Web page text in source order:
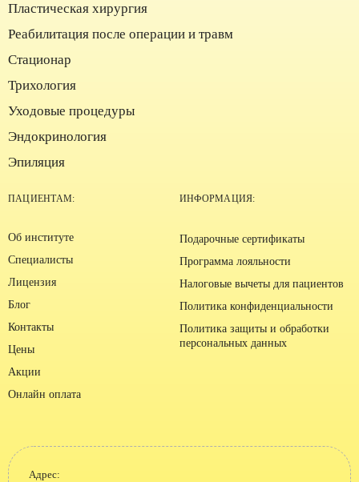
Пластическая хирургия
Реабилитация после операции и травм
Стационар
Трихология
Уходовые процедуры
Эндокринология
Эпиляция
ПАЦИЕНТАМ:
Об институте
Специалисты
Лицензия
Блог
Контакты
Цены
Акции
Онлайн оплата
ИНФОРМАЦИЯ:
Подарочные сертификаты
Программа лояльности
Налоговые вычеты для пациентов
Политика конфиденциальности
Политика защиты и обработки
персональных данных
Адрес: